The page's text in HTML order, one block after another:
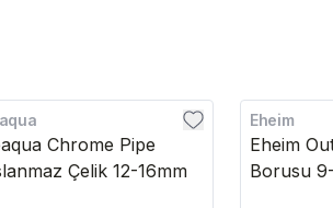
Chrome Pipe
Çelik 12-16mm
Eheim
Eheim
Borusu